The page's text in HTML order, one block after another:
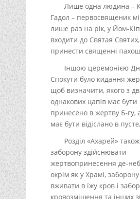
Лише одна людина –
Гадол – первосвященик
лише раз на рік, у Йом-
входити до Святая
принести священні
Іншою церемонією
Спокути було кидання
щоб визначити, якого з
однакових цапів має бути
принесено в жертву Б-гу,
має бути відіслано в
Розділ «Ахарей»
заборону здійснювати
жертвопринесення де-
окрім як у Храмі, заборону
вживати в їжу кров і
кровозмішення та інших